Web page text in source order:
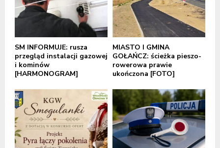
SM INFORMUJE: rusza
przegląd instalacji gazowej
i kominów
[HARMONOGRAM]
MIASTO I GMINA
GOŁAŃCZ: ścieżka pieszo-
rowerowa prawie
ukończona [FOTO]